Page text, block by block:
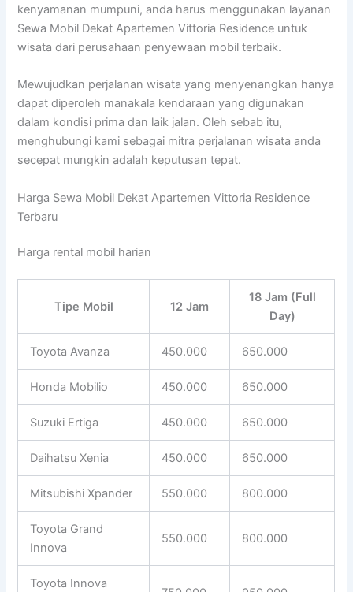
kenyamanan mumpuni, anda harus menggunakan layanan
Sewa Mobil Dekat Apartemen Vittoria Residence untuk
wisata dari perusahaan penyewaan mobil terbaik.
Mewujudkan perjalanan wisata yang menyenangkan hanya
dapat diperoleh manakala kendaraan yang digunakan
dalam kondisi prima dan laik jalan. Oleh sebab itu,
menghubungi kami sebagai mitra perjalanan wisata anda
secepat mungkin adalah keputusan tepat.
Harga Sewa Mobil Dekat Apartemen Vittoria Residence
Terbaru
Harga rental mobil harian
Tipe Mobil 12 Jam
18 Jam (Full
Day)
Toyota Avanza 450.000 650.000
Honda Mobilio 450.000 650.000
Suzuki Ertiga 450.000 650.000
Daihatsu Xenia 450.000 650.000
Mitsubishi Xpander 550.000 800.000
Toyota Grand
Innova
550.000 800.000
Toyota Innova